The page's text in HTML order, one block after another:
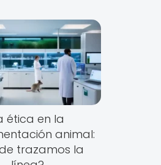
ética en la
animal:
trazamos la